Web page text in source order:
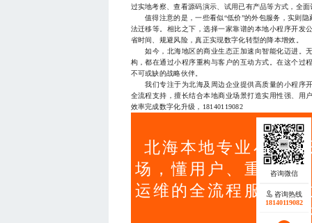
过实地考察、查看源码演示、试用已有产品等方式，全
值得注意的是，一些看似“低价”的外包服务，实则隐
法迁移等。相比之下，选择一家靠谱的本地小程序开发
省时间、规避风险，真正实现数字化转型的降本增效。
如今，北海地区的商业生态正加速向智能化迈进。
构，都在通过小程序重构与客户的互动方式。在这个过
不可或缺的战略伙伴。
我们专注于为北海及周边企业提供高质量的小程序
全流程支持，擅长结合本地商业场景打造实用性强、用
效率完成数字化升级，18140119082
北海本地专业小程
场，懂用户、重体验
运维的全流程服务，
与降
咨询热线
18140119082